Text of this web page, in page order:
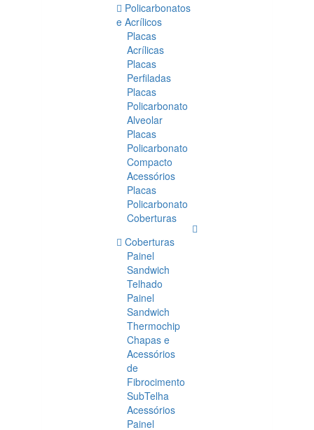
Policarbonatos
e Acrílicos
Placas
Acrílicas
Placas
Perfiladas
Placas
Policarbonato
Alveolar
Placas
Policarbonato
Compacto
Acessórios
Placas
Policarbonato
Coberturas
Coberturas
Painel
Sandwich
Telhado
Painel
Sandwich
Thermochip
Chapas e
Acessórios
de
Fibrocimento
SubTelha
Acessórios
Painel